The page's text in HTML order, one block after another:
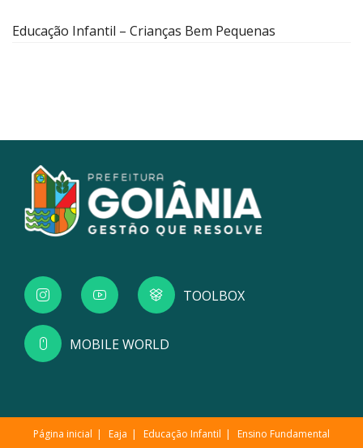
Educação Infantil – Crianças Bem Pequenas
TOOLBOX
MOBILE WORLD
Página inicial Eaja Educação Infantil Ensino Fundamental